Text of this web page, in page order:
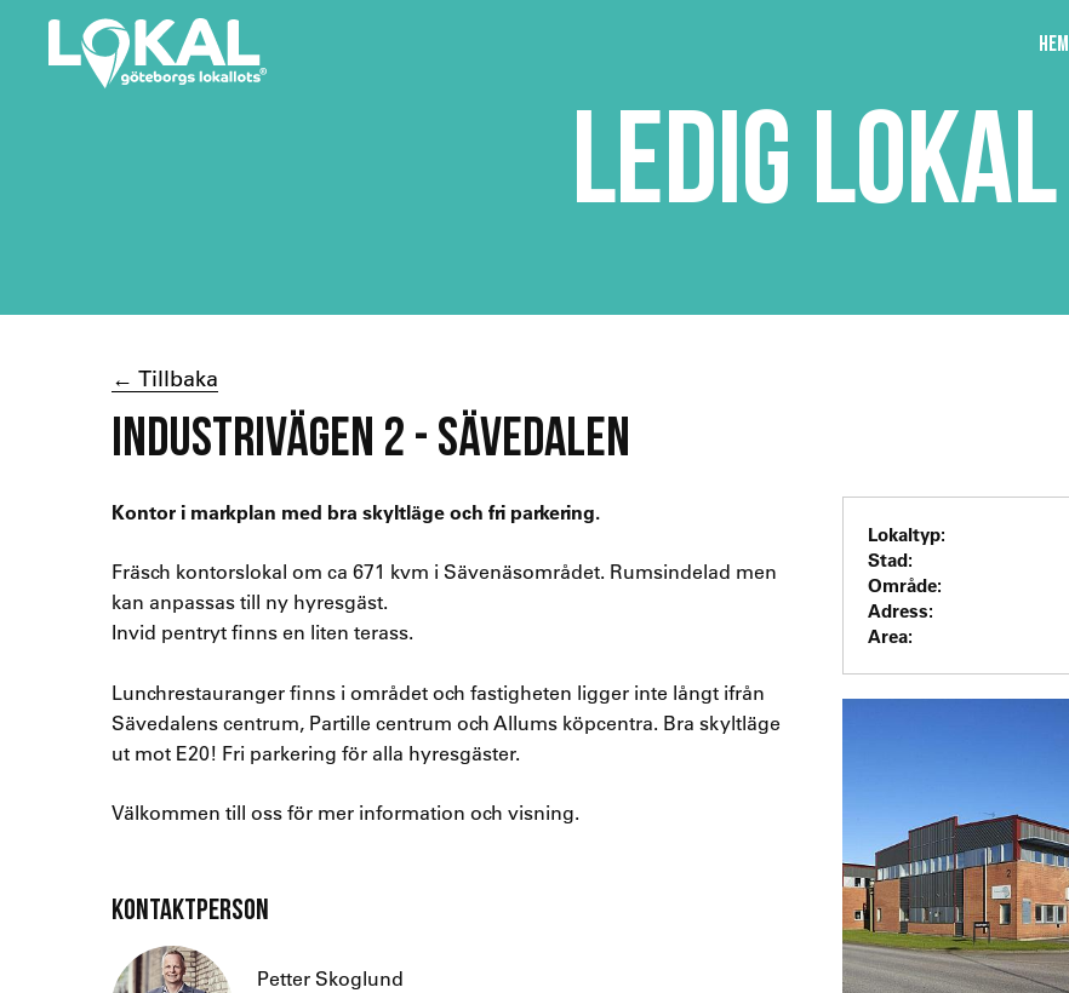
Hem
LEDIG LOKAL
← Tillbaka
INDUSTRIVÄGEN 2 - SÄVEDALEN
Kontor i markplan med bra skyltläge och fri parkering.
Fräsch kontorslokal om ca 671 kvm i Sävenäsområdet. Rumsindelad men
kan anpassas till ny hyresgäst.
Invid pentryt finns en liten terass.
Lunchrestauranger finns i området och fastigheten ligger inte långt ifrån
Sävedalens centrum, Partille centrum och Allums köpcentra. Bra skyltläge
ut mot E20! Fri parkering för alla hyresgäster.
Välkommen till oss för mer information och visning.
KONTAKTPERSON
Petter Skoglund
Lokaltyp:
Stad:
Område:
Adress:
Area: